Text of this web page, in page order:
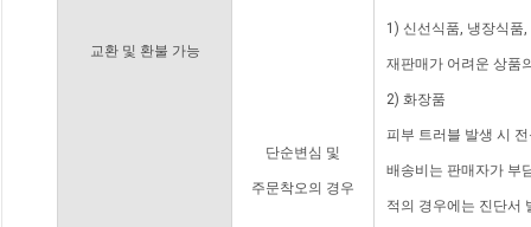
교환 및 환불 가능
단순변심 및
주문착오의 경우
1) 신선식품, 냉장식품
재판매가 어려운 상품
2) 화장품
피부 트러블 발생 시
배송비는 판매자가 부
적의 경우에는 진단서